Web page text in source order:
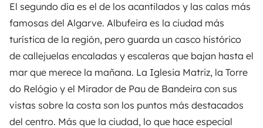
El segundo día es el de los acantilados y las calas más
famosas del Algarve. Albufeira es la ciudad más
turística de la región, pero guarda un casco histórico
de callejuelas encaladas y escaleras que bajan hasta el
mar que merece la mañana. La Iglesia Matriz, la Torre
do Relógio y el Mirador de Pau de Bandeira con sus
vistas sobre la costa son los puntos más destacados
del centro. Más que la ciudad, lo que hace especial